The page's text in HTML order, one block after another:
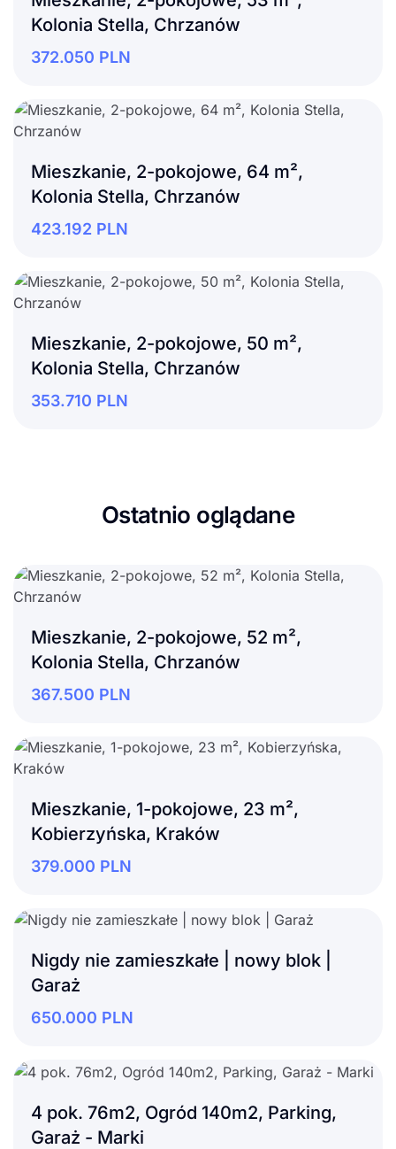
Kolonia Stella, Chrzanów
372.050 PLN
Mieszkanie, 2-pokojowe, 64 m²,
Kolonia Stella, Chrzanów
423.192 PLN
Mieszkanie, 2-pokojowe, 50 m²,
Kolonia Stella, Chrzanów
353.710 PLN
Ostatnio oglądane
Mieszkanie, 2-pokojowe, 52 m²,
Kolonia Stella, Chrzanów
367.500 PLN
Mieszkanie, 1-pokojowe, 23 m²,
Kobierzyńska, Kraków
379.000 PLN
Nigdy nie zamieszkałe | nowy blok |
Garaż
650.000 PLN
4 pok. 76m2, Ogród 140m2, Parking,
Garaż - Marki